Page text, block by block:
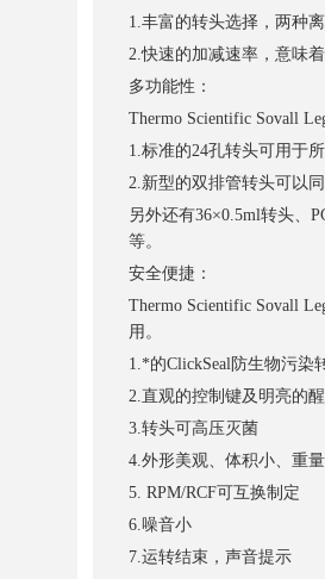
1.丰富的转头选择，两种
2.快速的加减速率，意味
多功能性：
Thermo Scientific Sovall
1.标准的24孔转头可用于
2.新型的双排管转头可以
另外还有36×0.5ml转头、
等。
安全便捷：
Thermo Scientific Sovall
用。
1.*的ClickSeal防生物污
2.直观的控制键及明亮的
3.转头可高压灭菌
4.外形美观、体积小、重
5. RPM/RCF可互换制定
6.噪音小
7.运转结束，声音提示